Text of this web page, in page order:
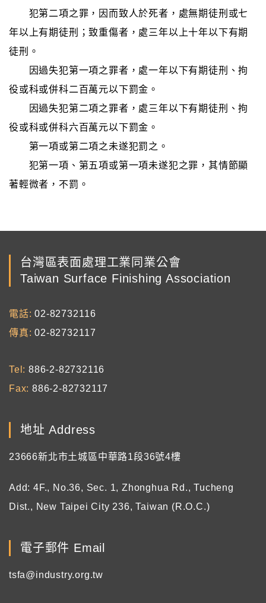
犯第二項之罪，因而致人於死者，處無期徒刑或七
年以上有期徒刑；致重傷者，處三年以上十年以下有期
徒刑。
因過失犯第一項之罪者，處一年以下有期徒刑、拘
役或科或併科二百萬元以下罰金。
因過失犯第二項之罪者，處三年以下有期徒刑、拘
役或科或併科六百萬元以下罰金。
第一項或第二項之未遂犯罰之。
犯第一項、第五項或第一項未遂犯之罪，其情節顯
著輕微者，不罰。
台灣區表面處理工業同業公會
Taiwan Surface Finishing Association
電話
02-82732116
傳真
02-82732117
Tel
886-2-82732116
Fax 886-2-82732117
地址 Address
23666新北市土城區中華路1段36號4樓
Add: 4F., No.36, Sec. 1, Zhonghua Rd., Tucheng
Dist., New Taipei City 236, Taiwan (R.O.C.)
電子郵件 Email
tsfa@industry.org.tw